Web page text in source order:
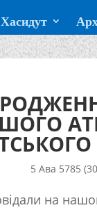
Хасидут
5 Ава 5785
на